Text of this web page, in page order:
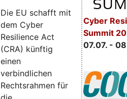
Cyber
Summit
07.07. -
Die EU schafft mit
dem Cyber
Resilience Act
(CRA) künftig
einen
verbindlichen
Rechtsrahmen für